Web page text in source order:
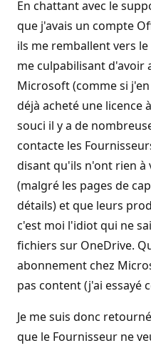
En chattant avec le
que j'avais un compte
ils me remballent vers
me culpabilisant d'avoir
Microsoft (comme si
déjà acheté une licence
souci il y a de
contacte les
disant qu'ils n'ont rien à
(malgré les pages de
détails) et que leurs
c'est moi l'idiot qui ne
fichiers sur OneDrive.
abonnement chez
pas content (j'ai essayé
Je me suis donc
que le Fournisseur ne